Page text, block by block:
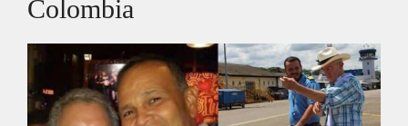
Colombia